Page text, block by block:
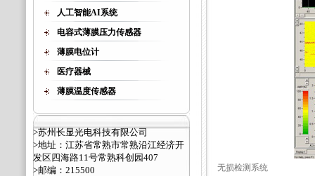
人工智能AI系统
电容式薄膜压力传感器
薄膜电位计
医疗器械
薄膜温度传感器
>苏州长显光电科技有限公司
>地址：江苏省常熟市常熟沿江经济开
发区四海路11号常熟科创园407
>邮编：215500
无损检测系统